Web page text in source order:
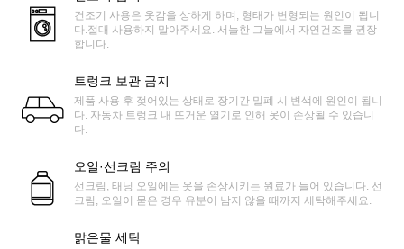
건조기 사용은 옷감을 상하게 하며, 형태가 변형되는 원인이 됩니
다.절대 사용하지 말아주세요. 서늘한 그늘에서 자연건조를 권장
합니다.
트렁크 보관 금지
제품 사용 후 젖어있는 상태로 장기간 밀폐 시 변색에 원인이 됩니
다. 자동차 트렁크 내 뜨거운 열기로 인해 옷이 손상될 수 있습니
다.
오일·선크림 주의
선크림, 태닝 오일에는 옷을 손상시키는 원료가 들어 있습니다. 선
크림, 오일이 묻은 경우 유분이 남지 않을 때까지 세탁해주세요.
맑은물 세탁